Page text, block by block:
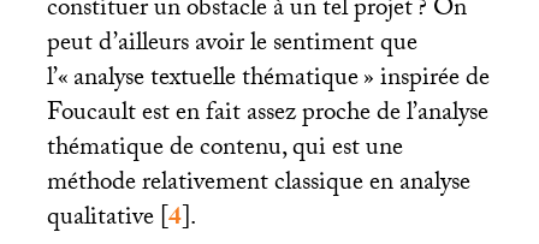
constituer un obstacle à un tel projet? On
peut d’ailleurs avoir le sentiment que
l’«analyse textuelle thématique» inspirée de
Foucault est en fait assez proche de l’analyse
thématique de contenu, qui est une
méthode relativement classique en analyse
qualitative[4].